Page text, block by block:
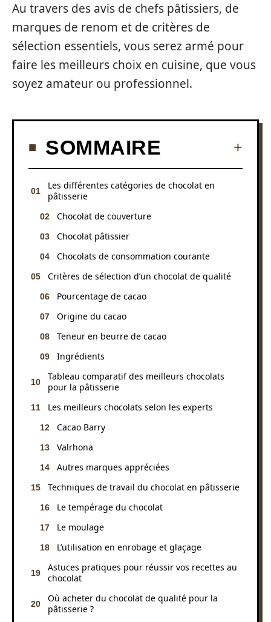
Au travers des avis de chefs pâtissiers, de
marques de renom et de critères de
sélection essentiels, vous serez armé pour
faire les meilleurs choix en cuisine, que vous
soyez amateur ou professionnel.
SOMMAIRE
Les différentes catégories de chocolat en
pâtisserie
Chocolat de couverture
Chocolat pâtissier
Chocolats de consommation courante
Critères de sélection d’un chocolat de qualité
Pourcentage de cacao
Origine du cacao
Teneur en beurre de cacao
Ingrédients
Tableau comparatif des meilleurs chocolats
pour la pâtisserie
Les meilleurs chocolats selon les experts
Cacao Barry
Valrhona
Autres marques appréciées
Techniques de travail du chocolat en pâtisserie
Le tempérage du chocolat
Le moulage
L’utilisation en enrobage et glaçage
Astuces pratiques pour réussir vos recettes au
chocolat
Où acheter du chocolat de qualité pour la
pâtisserie ?